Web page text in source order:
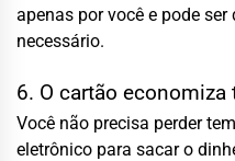
apenas por você e pode
necessário.
6. O cartão economiza
Você não precisa perder
eletrônico para sacar o